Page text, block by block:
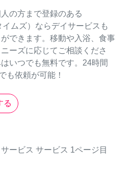
の方まで登録のある
ムズ）ならデイサービスも
できます。移動や入浴、食事
ーズに応じてご相談くださ
いつでも無料です。24時間
も依頼が可能！
る
ービス サービス 1ページ目